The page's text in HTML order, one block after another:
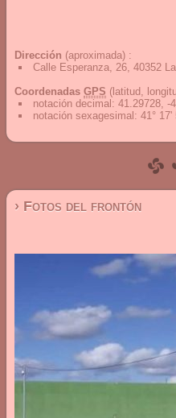
Dirección (aproximada) :
Calle Esperanza, 26, 40352
Coordenadas GPS (latitud,
notación decimal : 41.29728, -
notación sexagesimal : 41° 17'
› Fotos del frontón